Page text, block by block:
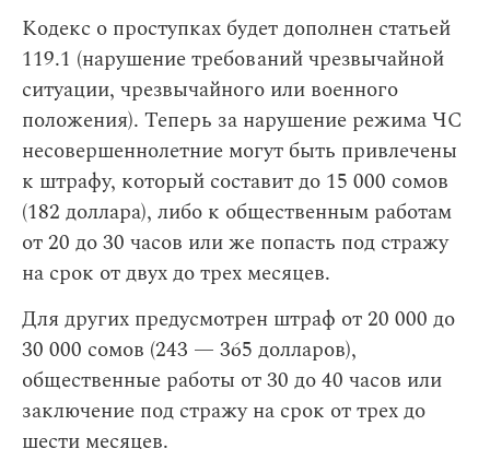
Кодекс о проступках будет дополнен статьей
119.1 (нарушение требований чрезвычайной
ситуации, чрезвычайного или военного
положения). Теперь за нарушение режима ЧС
несовершеннолетние могут быть привлечены
к штрафу, который составит до 15 000 сомов
(182 доллара), либо к общественным работам
от 20 до 30 часов или же попасть под стражу
на срок от двух до трех месяцев.
Для других предусмотрен штраф от 20 000 до
30 000 сомов (243 — 365 долларов),
общественные работы от 30 до 40 часов или
заключение под стражу на срок от трех до
шести месяцев.